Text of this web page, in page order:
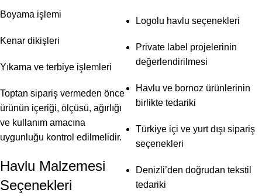
Boyama işlemi
Kenar dikişleri
Yıkama ve terbiye işlemleri
Toptan sipariş vermeden önce
ürünün içeriği, ölçüsü, ağırlığı
ve kullanım amacına
uygunluğu kontrol edilmelidir.
Havlu Malzemesi
Seçenekleri
Logolu havlu seçenekleri
Private label projelerinin
değerlendirilmesi
Havlu ve bornoz ürünlerinin
birlikte tedariki
Türkiye içi ve yurt dışı sipariş
seçenekleri
Denizli’den doğrudan tekstil
tedariki